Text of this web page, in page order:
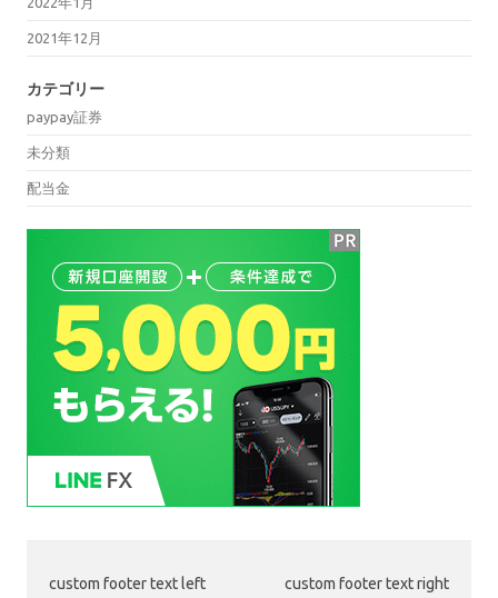
2021年12月
カテゴリー
paypay証券
未分類
配当金
custom footer text left custom footer text right